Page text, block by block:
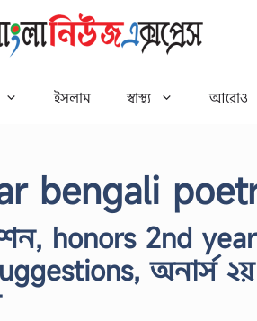
ইসলাম স্বাস্থ্য আরোও
bengali
honors 2nd year
অনার্স ২য়